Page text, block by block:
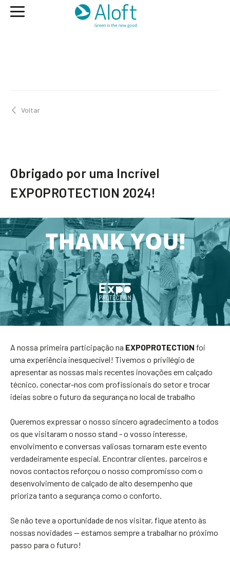
Voltar
Obrigado por uma Incrível
EXPOPROTECTION 2024!
A nossa primeira participação na EXPOPROTECTION foi
uma experiência inesquecível! Tivemos o privilégio de
apresentar as nossas mais recentes inovações em calçado
técnico, conectar-nos com profissionais do setor e trocar
ideias sobre o futuro da segurança no local de trabalho
Queremos expressar o nosso sincero agradecimento a todos
os que visitaram o nosso stand - o vosso interesse,
envolvimento e conversas valiosas tornaram este evento
verdadeiramente especial. Encontrar clientes, parceiros e
novos contactos reforçou o nosso compromisso com o
desenvolvimento de calçado de alto desempenho que
prioriza tanto a segurança como o conforto.
Se não teve a oportunidade de nos visitar, fique atento às
nossas novidades — estamos sempre a trabalhar no próximo
passo para o futuro!